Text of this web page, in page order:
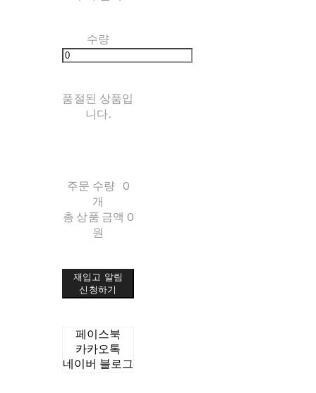
수량
품절된 상품입
니다.
주문 수량 0
개
총 상품 금액 0
원
재입고 알림
신청하기
페이스북
카카오톡
네이버 블로그